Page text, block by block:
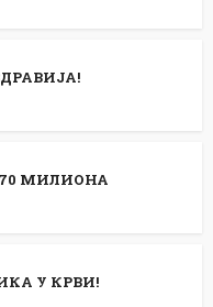
МИЛИОНА
У КРВИ!